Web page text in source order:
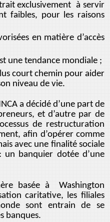
exclusivement à servir
faibles, pour les raisons
en matière d’accès
une tendance mondiale ;
court chemin pour aider
niveau de vie.
a décidé d’une part de
et d’autre par de
de restructuration
afin d’opérer comme
avec une finalité sociale
banquier dotée d’une
basée à Washington
caritative, les filiales
sont entrain de se
banques.